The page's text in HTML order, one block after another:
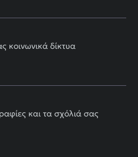
κοινωνικά δίκτυα
και τα σχόλιά σας